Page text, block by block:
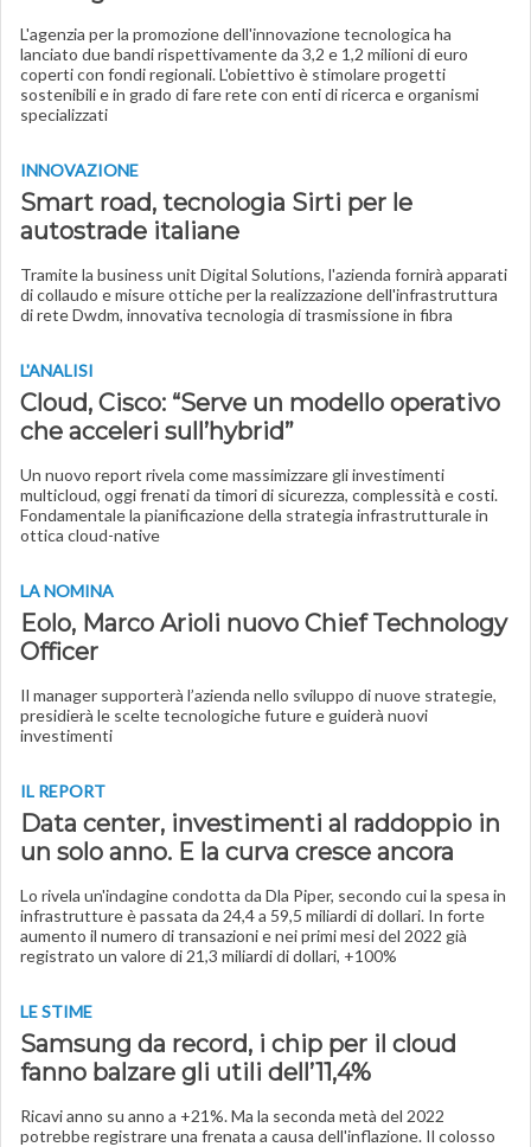
L'agenzia per la promozione dell'innovazione tecnologica ha
lanciato due bandi rispettivamente da 3,2 e 1,2 milioni di euro
coperti con fondi regionali. L'obiettivo è stimolare progetti
sostenibili e in grado di fare rete con enti di ricerca e organismi
specializzati
INNOVAZIONE
Smart road, tecnologia Sirti per le
autostrade italiane
Tramite la business unit Digital Solutions, l'azienda fornirà apparati
di collaudo e misure ottiche per la realizzazione dell'infrastruttura
di rete Dwdm, innovativa tecnologia di trasmissione in fibra
L'ANALISI
Cloud, Cisco: “Serve un modello operativo
che acceleri sull’hybrid”
Un nuovo report rivela come massimizzare gli investimenti
multicloud, oggi frenati da timori di sicurezza, complessità e costi.
Fondamentale la pianificazione della strategia infrastrutturale in
ottica cloud-native
LA NOMINA
Eolo, Marco Arioli nuovo Chief Technology
Officer
Il manager supporterà l’azienda nello sviluppo di nuove strategie,
presidierà le scelte tecnologiche future e guiderà nuovi
investimenti
IL REPORT
Data center, investimenti al raddoppio in
un solo anno. E la curva cresce ancora
Lo rivela un'indagine condotta da Dla Piper, secondo cui la spesa in
infrastrutture è passata da 24,4 a 59,5 miliardi di dollari. In forte
aumento il numero di transazioni e nei primi mesi del 2022 già
registrato un valore di 21,3 miliardi di dollari, +100%
LE STIME
Samsung da record, i chip per il cloud
fanno balzare gli utili dell’11,4%
Ricavi anno su anno a +21%. Ma la seconda metà del 2022
potrebbe registrare una frenata a causa dell'inflazione. Il colosso